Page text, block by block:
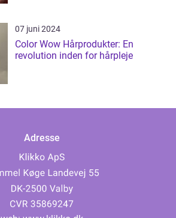
07 juni 2024
Color Wow Hårprodukter: En
revolution inden for hårpleje
Adresse